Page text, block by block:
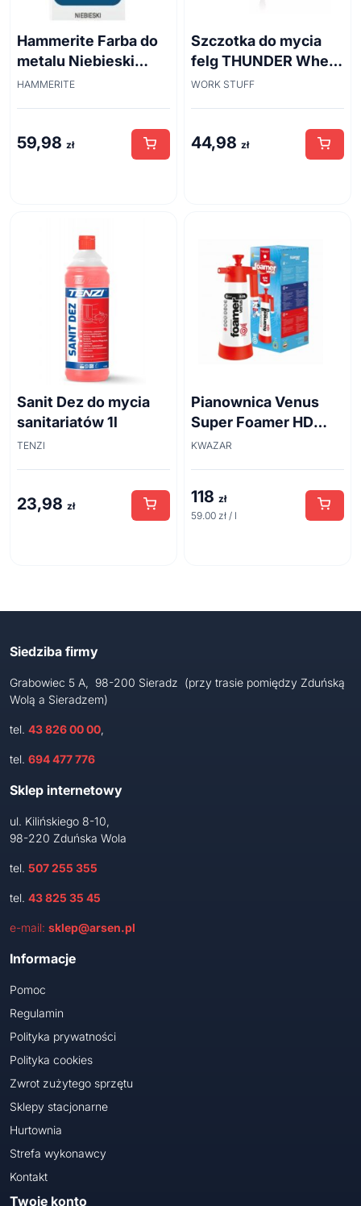
Hammerite Farba do
metalu Niebieski
połysk 0,7 l
HAMMERITE
59,98 zł
Szczotka do mycia
felg THUNDER Wheel
Brush 45cm
WORK STUFF
44,98 zł
Sanit Dez do mycia
sanitariatów 1l
TENZI
23,98 zł
Pianownica Venus
Super Foamer HD
acid line 2L
KWAZAR
118 zł
59.00 zł / l
Siedziba firmy
Grabowiec 5 A, 98-200 Sieradz (przy trasie pomiędzy Zduńską
Wolą a Sieradzem)
tel. 43 826 00 00,
tel. 694 477 776
Sklep internetowy
ul. Kilińskiego 8-10,
98-220 Zduńska Wola
tel. 507 255 355
tel. 43 825 35 45
e-mail: sklep@arsen.pl
Informacje
Pomoc
Regulamin
Polityka prywatności
Polityka cookies
Zwrot zużytego sprzętu
Sklepy stacjonarne
Hurtownia
Strefa wykonawcy
Kontakt
Twoje konto